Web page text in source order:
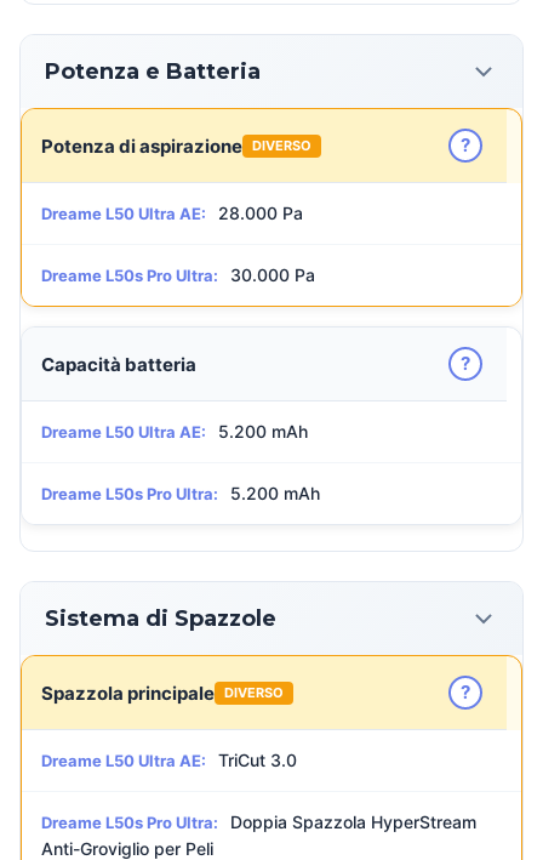
Potenza e Batteria
Potenza di aspirazione DIVERSO ?
Dreame L50 Ultra AE: 28.000 Pa
Dreame L50s Pro Ultra: 30.000 Pa
Capacità batteria ?
Dreame L50 Ultra AE: 5.200 mAh
Dreame L50s Pro Ultra: 5.200 mAh
Sistema di Spazzole
Spazzola principale DIVERSO ?
Dreame L50 Ultra AE: TriCut 3.0
Dreame L50s Pro Ultra:
Doppia Spazzola HyperStream
Anti-Groviglio per Peli